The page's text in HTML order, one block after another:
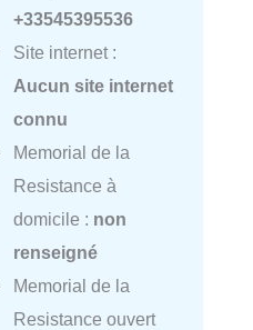
+33545395536
Site internet :
Aucun site internet
connu
Memorial de la
Resistance à
domicile : non
renseigné
Memorial de la
Resistance ouvert